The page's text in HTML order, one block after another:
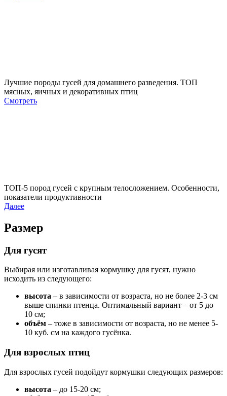
Лучшие породы гусей для домашнего разведения. ТОП
мясных, яичных и декоративных птиц
Смотреть
ТОП-5 пород гусей с крупным телосложением. Особенности,
показатели продуктивности
Далее
Размер
Для гусят
Выбирая или изготавливая кормушку для гусят, нужно
исходить из следующего:
высота – в зависимости от возраста, но не более 2-3 см
выше спинки птенца. Оптимальный вариант – от 5 до
10 см;
объём – тоже в зависимости от возраста, но не менее 5-
10 куб. см на каждого гусёнка.
Для взрослых птиц
Для взрослых гусей подойдут кормушки следующих размеров:
высота – до 15-20 см;